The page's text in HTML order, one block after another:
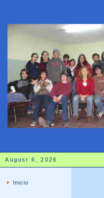
August 6, 2026
Inicio